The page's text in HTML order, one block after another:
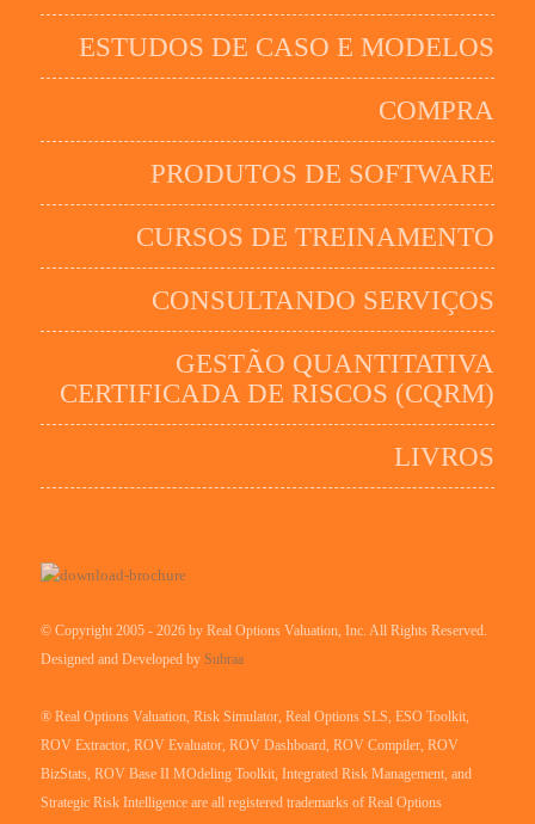
ESTUDOS DE CASO E MODELOS
COMPRA
PRODUTOS DE SOFTWARE
CURSOS DE TREINAMENTO
CONSULTANDO SERVIÇOS
GESTÃO QUANTITATIVA
CERTIFICADA DE RISCOS (CQRM)
LIVROS
© Copyright 2005 - 2026 by Real Options Valuation, Inc. All Rights Reserved.
Designed and Developed by Subraa
® Real Options Valuation, Risk Simulator, Real Options SLS, ESO Toolkit,
ROV Extractor, ROV Evaluator, ROV Dashboard, ROV Compiler, ROV
BizStats, ROV Base II MOdeling Toolkit, Integrated Risk Management, and
Strategic Risk Intelligence are all registered trademarks of Real Options